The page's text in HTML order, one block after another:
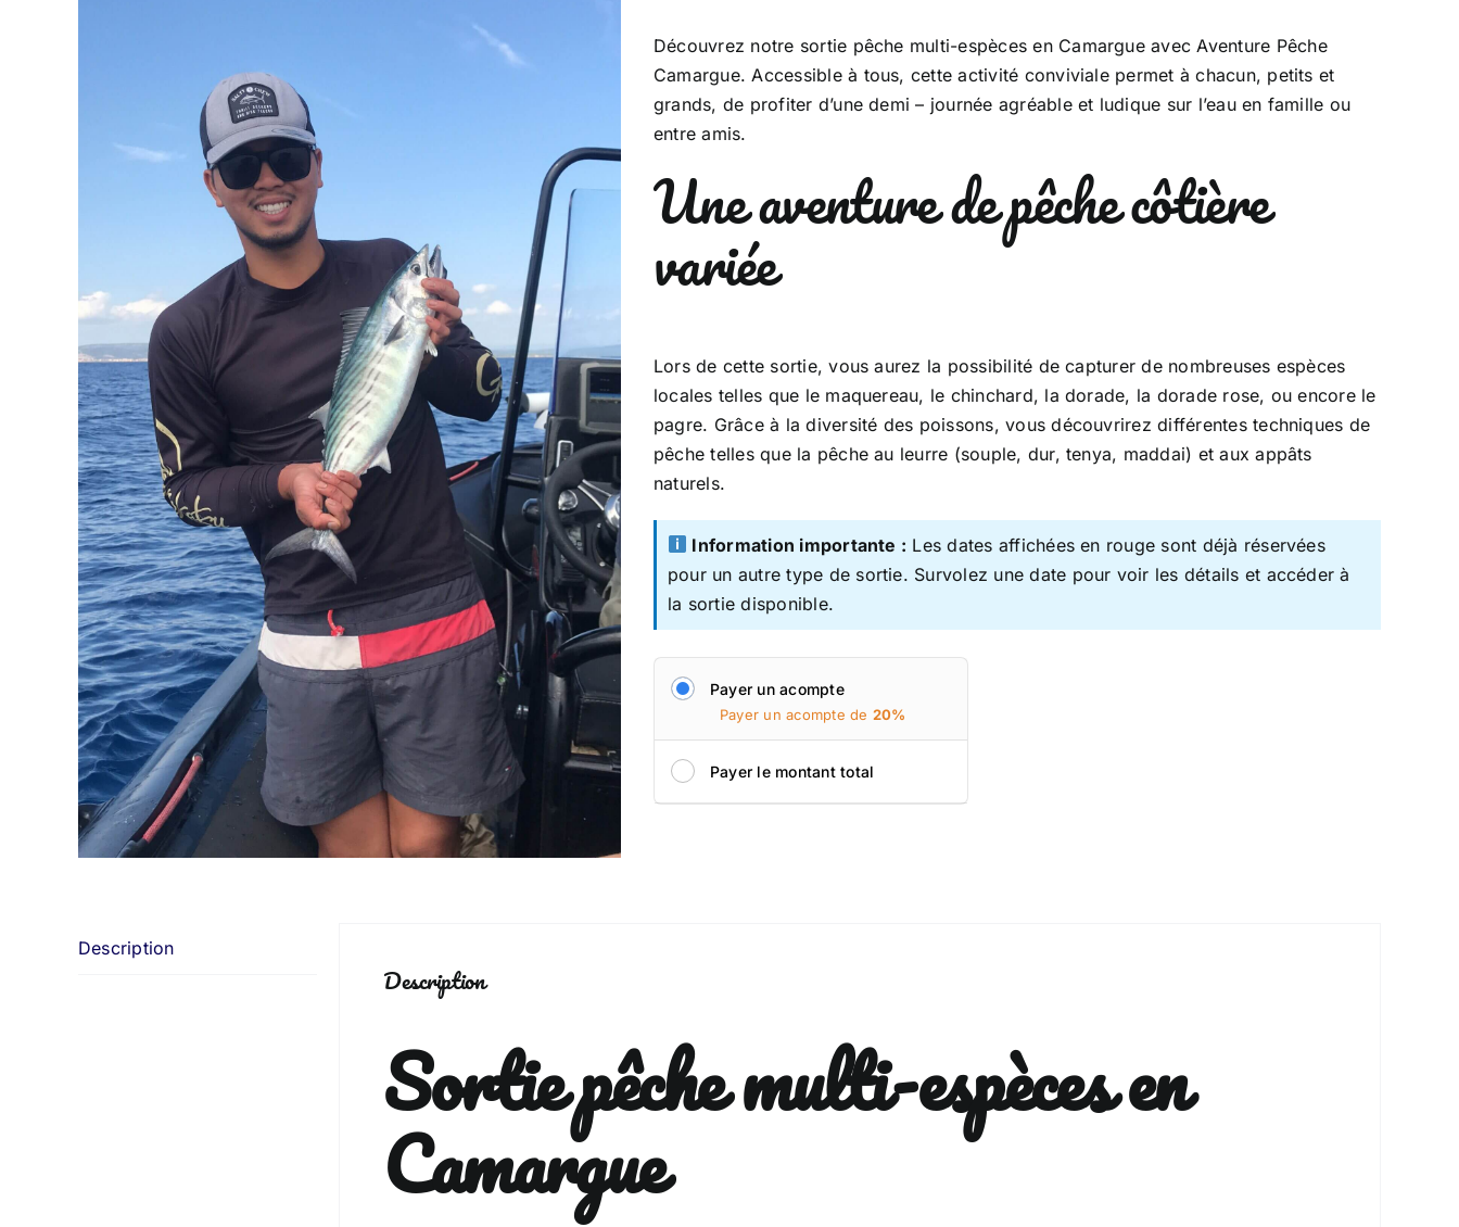
Découvrez notre sortie pêche multi-espèces en Camargue avec Aventure Pêche
Camargue. Accessible à tous, cette activité conviviale permet à chacun, petits et
grands, de profiter d’une demi – journée agréable et ludique sur l’eau en famille ou
entre amis.
Une aventure de pêche côtière
variée
Lors de cette sortie, vous aurez la possibilité de capturer de nombreuses espèces
locales telles que le maquereau, le chinchard, la dorade, la dorade rose, ou encore le
pagre. Grâce à la diversité des poissons, vous découvrirez différentes techniques de
pêche telles que la pêche au leurre (souple, dur, tenya, maddai) et aux appâts
naturels.
Information importante : Les dates affichées en rouge sont déjà réservées
pour un autre type de sortie. Survolez une date pour voir les détails et accéder à
la sortie disponible.
Payer un acompte
Payer un acompte de 20%
Payer le montant total
Description
Description
Sortie pêche multi-espèces en
Camargue